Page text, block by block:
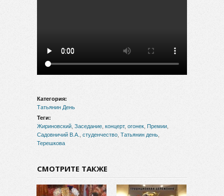
Категория:
Татьянин День
Теги:
Жириновский Заседание концерт, огонек Премии
Садовничий В.А.
студенчество Татьянин день
Терешкова
СМОТРИТЕ ТАКЖЕ